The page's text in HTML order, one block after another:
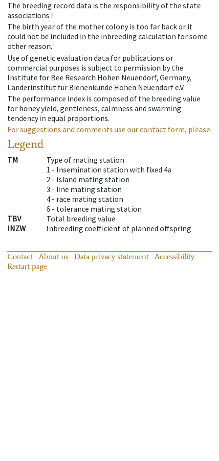
The breeding record data is the responsibility of the state
associations !
The birth year of the mother colony is too far back or it
could not be included in the inbreeding calculation for some
other reason.
Use of genetic evaluation data for publications or
commercial purposes is subject to permission by the
Institute for Bee Research Hohen Neuendorf, Germany,
Länderinstitut für Bienenkunde Hohen Neuendorf e.V.
The performance index is composed of the breeding value
for honey yield, gentleness, calmness and swarming
tendency in equal proportions.
For suggestions and comments use our contact form, please.
Legend
TM
Type of mating station
1 - Insemination station with fixed 4a
2 - Island mating station
3 - line mating station
4 - race mating station
6 - tolerance mating station
TBV
Total breeding value
INZW
Inbreeding coefficient of planned offspring
Contact About us Data privacy statement
Accessibility
Restart page